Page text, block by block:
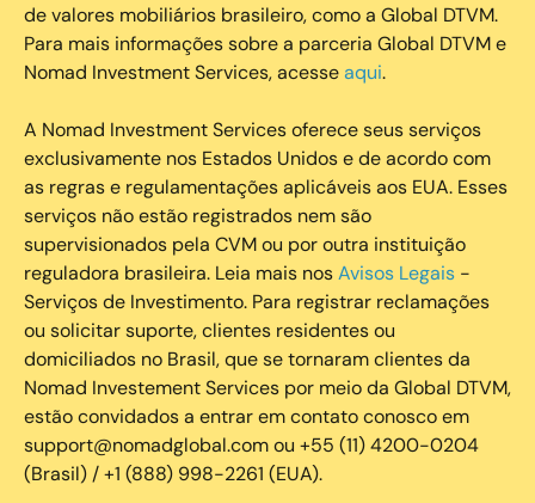
de valores mobiliários brasileiro, como a Global DTVM.
Para mais informações sobre a parceria Global DTVM e
Nomad Investment Services, acesseaqui.
A Nomad Investment Services oferece seus serviços
exclusivamente nos Estados Unidos e de acordo com
as regras e regulamentações aplicáveis aos EUA. Esses
serviços não estão registrados nem são
supervisionados pela CVM ou por outra instituição
reguladora brasileira. Leia mais nosAvisos Legais -
Serviços de Investimento. Para registrar reclamações
ou solicitar suporte, clientes residentes ou
domiciliados no Brasil, que se tornaram clientes da
Nomad Investement Services por meio da Global DTVM,
estão convidados a entrar em contato conosco em
support@nomadglobal.com ou +55 (11) 4200-0204
(Brasil) / +1 (888) 998-2261 (EUA).